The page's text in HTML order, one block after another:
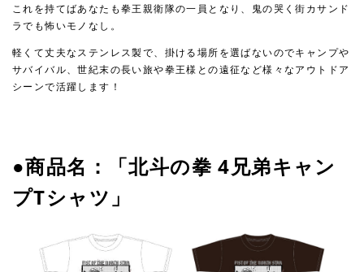
これを持てばあなたも拳王親衛隊の一員となり、鬼の哭く街カサンド
ラでも怖いモノなし。
軽くて丈夫なステンレス製で、掛ける場所を選ばないのでキャンプや
サバイバル、世紀末の長い旅や拳王様との遠征など様々なアウトドア
シーンで活躍します！
●商品名：「北斗の拳 4兄弟キャン
プTシャツ」